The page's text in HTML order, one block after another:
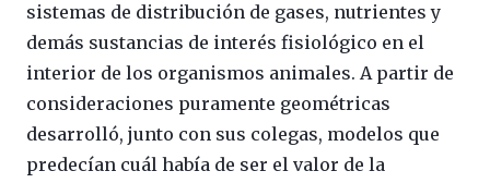
sistemas de distribución de gases, nutrientes y
demás sustancias de interés fisiológico en el
interior de los organismos animales. A partir de
consideraciones puramente geométricas
desarrolló, junto con sus colegas, modelos que
predecían cuál había de ser el valor de la